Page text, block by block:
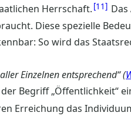
Herrschaft. 11
Diese spezielle
So wird das
Einzelnen entsprechend“ (
Begriff „Öffentlichkeit“
Erreichung das